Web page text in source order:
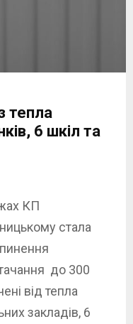
тепла
6 шкіл та
КП
стала
до 300
від тепла
закладів, 6